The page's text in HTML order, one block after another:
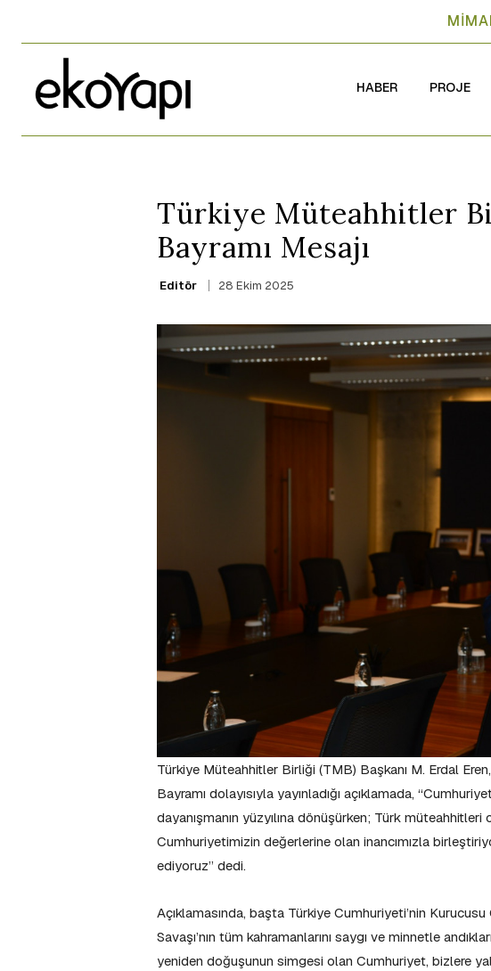
HABER PROJE
Türkiye Müteahhitler
Bayramı Mesajı
Editör 28 Ekim 2025
Türkiye Müteahhitler Birliği (TMB) Başkanı M. Erdal
Bayramı dolayısıyla yayınladığı açıklamada,
dayanışmanın yüzyılına dönüşürken; Türk
Cumhuriyetimizin değerlerine olan inancımızla
ediyoruz” dedi.
Açıklamasında, başta Türkiye Cumhuriyeti’nin
Savaşı’nın tüm kahramanlarını saygı ve minnetle
yeniden doğuşunun simgesi olan Cumhuriyet, bizlere